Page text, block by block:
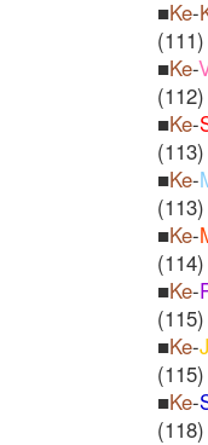
■Ke-
(111)
■Ke-
(112)
■Ke-
(113)
■Ke-
(113)
■Ke-
(114)
■Ke-
(115)
■Ke-
(115)
■Ke-
(118)